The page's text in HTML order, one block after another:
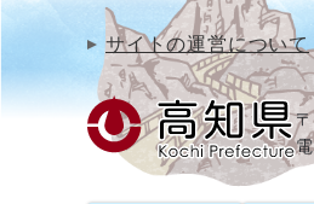
サイトの運営について